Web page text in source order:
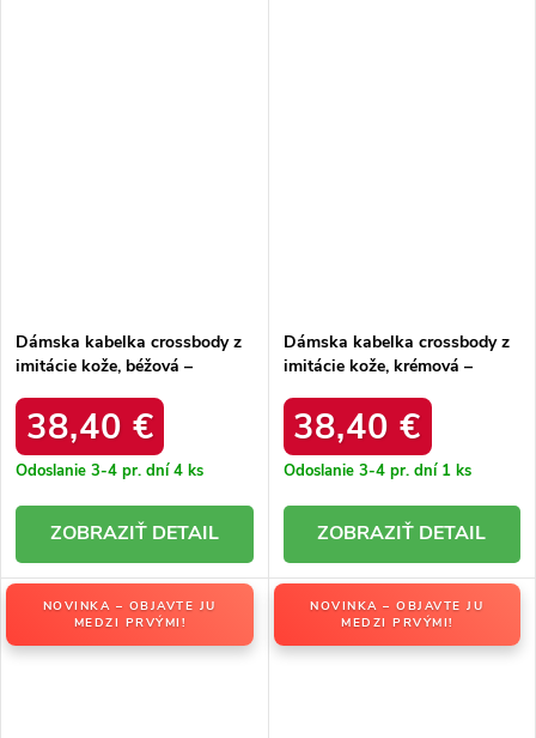
Dámska kabelka crossbody z
imitácie kože, béžová –
/ F9963 BEIGE
38,40 €
Odoslanie 3-4 pr. dní4 ks
DETAIL
Dámska kabelka crossbody z
imitácie kože, krémová –
/ F9963 ECRU
38,40 €
Odoslanie 3-4 pr. dní 1 ks
DETAIL
NOVINKA – OBJAVTE JU
MEDZI PRVÝMI!
NOVINKA – OBJAVTE JU
MEDZI PRVÝMI!